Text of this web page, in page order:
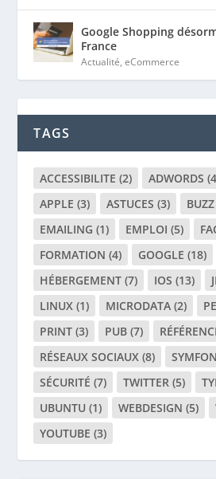
Google Shopping
France
Actualité,eCommerce
TAGS
ACCESSIBILITE (2) ADWORDS
APPLE (3) ASTUCES (3) BUZZ
EMAILING (1) EMPLOI (5)
FORMATION (4) GOOGLE (18)
HÉBERGEMENT (7) IOS (13)
LINUX (1) MICRODATA (2)
PRINT (3) PUB (7)
RÉSEAUX SOCIAUX (8)
SÉCURITÉ (7) TWITTER (5)
UBUNTU (1) WEBDESIGN (5)
YOUTUBE (3)